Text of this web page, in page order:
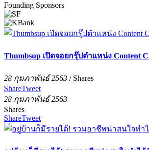
Founding Sponsors
Thumbsup เปิดจอยกรุ๊ปตำแหน่ง Content
28 กุมภาพันธ์ 2563 / Shares
ShareTweet
28 กุมภาพันธ์ 2563
Shares
ShareTweet